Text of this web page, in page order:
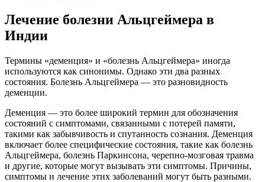
Лечение болезни Альцгеймера в
Индии
Термины «деменция» и «болезнь Альцгеймера» иногда
используются как синонимы. Однако эти два разных
состояния. Болезнь Альцгеймера — это разновидность
деменции.
Деменция — это более широкий термин для обозначения
состояний с симптомами, связанными с потерей памяти,
такими как забывчивость и спутанность сознания. Деменция
включает более специфические состояния, такие как болезнь
Альцгеймера, болезнь Паркинсона, черепно-мозговая травма
и другие, которые могут вызывать эти симптомы. Причины,
симптомы и лечение этих заболеваний могут быть разными.